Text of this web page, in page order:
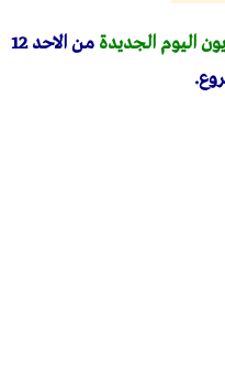
اليوم الجديدة
من الاحد 12